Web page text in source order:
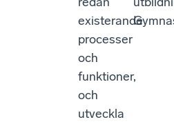
existerande
processer
och
funktioner,
och
utveckla